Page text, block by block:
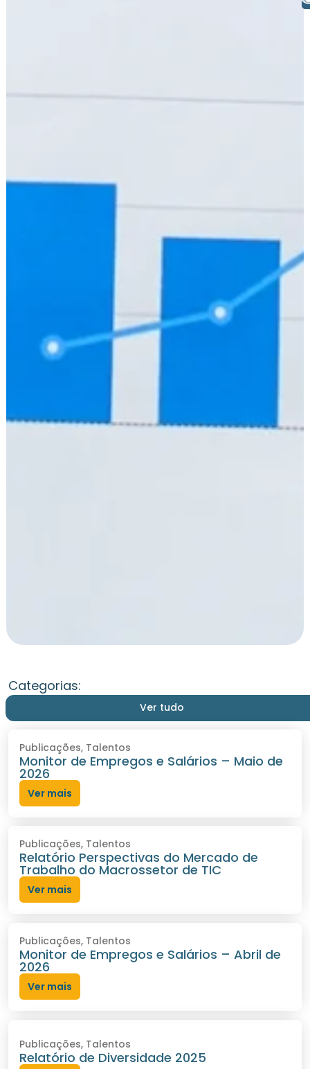
Categorias:
Ver tudo
Publicações, Talentos
Monitor de Empregos e Salários – Maio de
2026
Ver mais
Publicações, Talentos
Relatório Perspectivas do Mercado de
Trabalho do Macrossetor de TIC
Ver mais
Publicações, Talentos
Monitor de Empregos e Salários – Abril de
2026
Ver mais
Publicações, Talentos
Relatório de Diversidade 2025